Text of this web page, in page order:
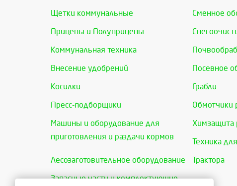
Щетки коммунальные Сменное
Прицепы и Полуприцепы
Коммунальная техника
Внесение удобрений Посевное
Косилки Грабли
Пресс-подборщики Обмотчики
Машины и оборудование для
приготовления и раздачи кормов
Химзащита
Техника
Лесозаготовительное оборудование Трактора
Запасные части и комплектующие